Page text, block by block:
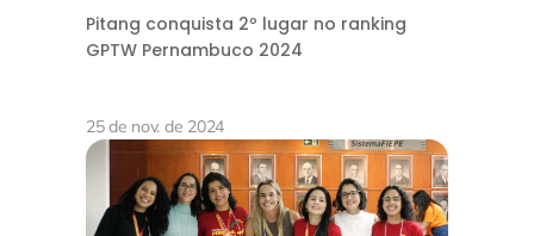
Pitang conquista 2º lugar no ranking
GPTW Pernambuco 2024
25 de nov. de 2024